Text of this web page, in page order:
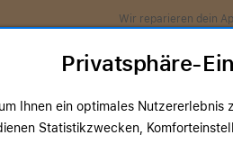
Wir reparieren dein
TV & Home Zubehör
Privatsphäre-
Ihnen ein optimales
Statistikzwecken,